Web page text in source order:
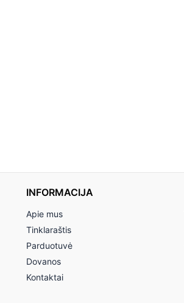
INFORMACIJA
Apie mus
Tinklaraštis
Parduotuvė
Dovanos
Kontaktai